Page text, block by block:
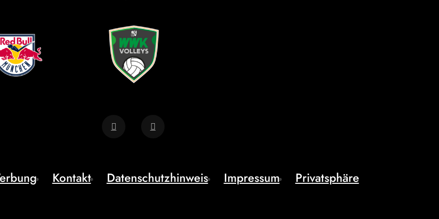
Kontakt Datenschutzhinweis Impressum Privatsphäre